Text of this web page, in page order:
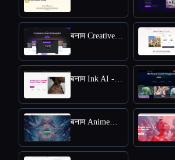
बनाम Creative Fabrica
बनाम Ink AI - Tattoo Generator
बनाम AnimeGenius